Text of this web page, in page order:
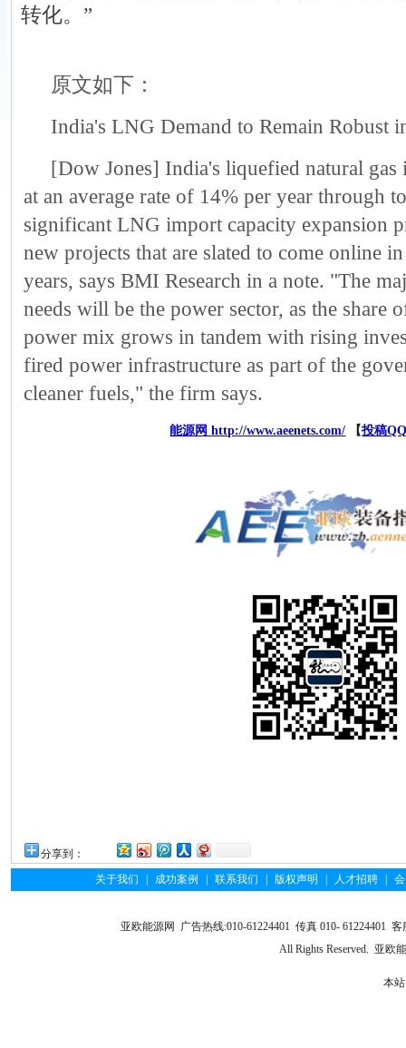
转化。”
原文如下：
India's LNG Demand to Remain Robust
[Dow Jones] India's liquefied natural
at an average rate of 14% per year through
significant LNG import capacity expansion
new projects that are slated to come online
years, says BMI Research in a note. "The
needs will be the power sector, as the share
power mix grows in tandem with rising
fired power infrastructure as part of the
cleaner fuels," the firm says.
能源网http://www.aeenets.com/ 【投稿
分享到：
关于我们
成功案例 联系我们 版权声明 人才招聘
亚欧能源网 广告热线:010-61224401 传真 010- 61224401
All Rights Reserved. 亚欧
本